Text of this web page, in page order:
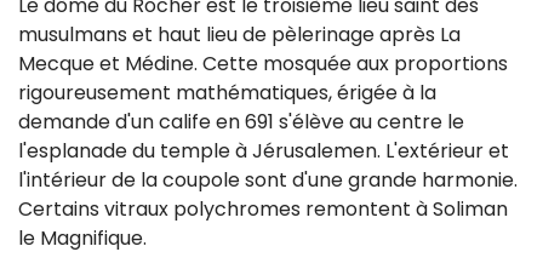
musulmans et haut lieu de pèlerinage après La
Mecque et Médine. Cette mosquée aux proportions
rigoureusement mathématiques, érigée à la
demande d'un calife en 691 s'élève au centre le
l'esplanade du temple à Jérusalemen. L'extérieur et
l'intérieur de la coupole sont d'une grande harmonie.
Certains vitraux polychromes remontent à Soliman
le Magnifique.